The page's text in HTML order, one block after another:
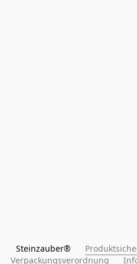
Steinzauber®
Verpackungsverordnung